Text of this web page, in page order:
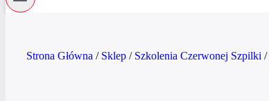
Strona Główna / Sklep / Szkolenia Czerwonej Szpilki /